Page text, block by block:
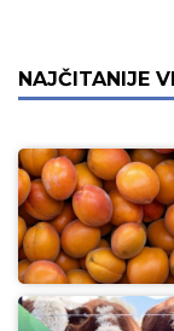
NAJČITANIJE